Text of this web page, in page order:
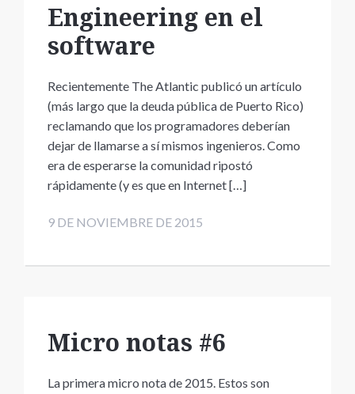
Engineering en el
software
Recientemente The Atlantic publicó un artículo
(más largo que la deuda pública de Puerto Rico)
reclamando que los programadores deberían
dejar de llamarse a sí mismos ingenieros. Como
era de esperarse la comunidad ripostó
rápidamente (y es que en Internet […]
9 DE NOVIEMBRE DE 2015
Micro notas #6
La primera micro nota de 2015. Estos son